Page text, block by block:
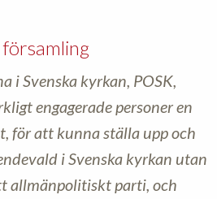
i Svenska kyrkan, POSK,
engagerade personer en
för att kunna ställa upp och
i Svenska kyrkan utan
allmänpolitiskt parti, och